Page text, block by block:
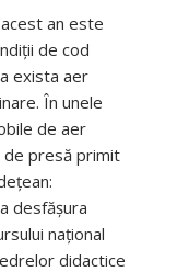
an este
de cod
exista aer
În unele
de aer
de presă primit
desfășura
național
didactice